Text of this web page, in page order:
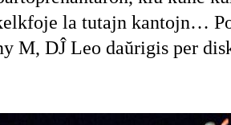
la tutajn kantojn…
M, DĴ Leo daŭrigis per